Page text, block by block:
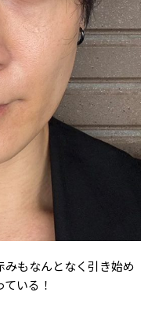
もなんとなく引き始め
いる！